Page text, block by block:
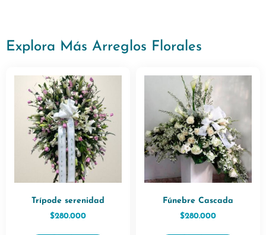
Explora Más Arreglos Florales
Trípode serenidad
$280.000
Fúnebre Cascada
$280.000